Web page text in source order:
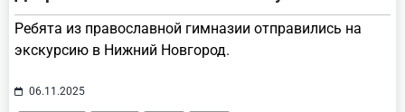
Ребята из православной гимназии отправились на
экскурсию в Нижний Новгород.
06.11.2025